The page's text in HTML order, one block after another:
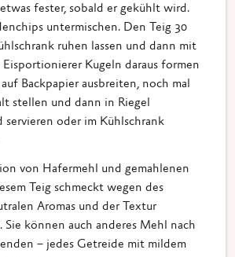
fester, sobald er gekühlt wird.
untermischen. Den Teig 30
ruhen lassen und dann mit
Kugeln daraus formen
Backpapier ausbreiten, noch mal
stellen und dann in Riegel
servieren oder im Kühlschrank
von Hafermehl und gemahlenen
Teig schmeckt wegen des
Aromas und der Textur
Sie können auch anderes Mehl nach
– jedes Getreide mit mildem